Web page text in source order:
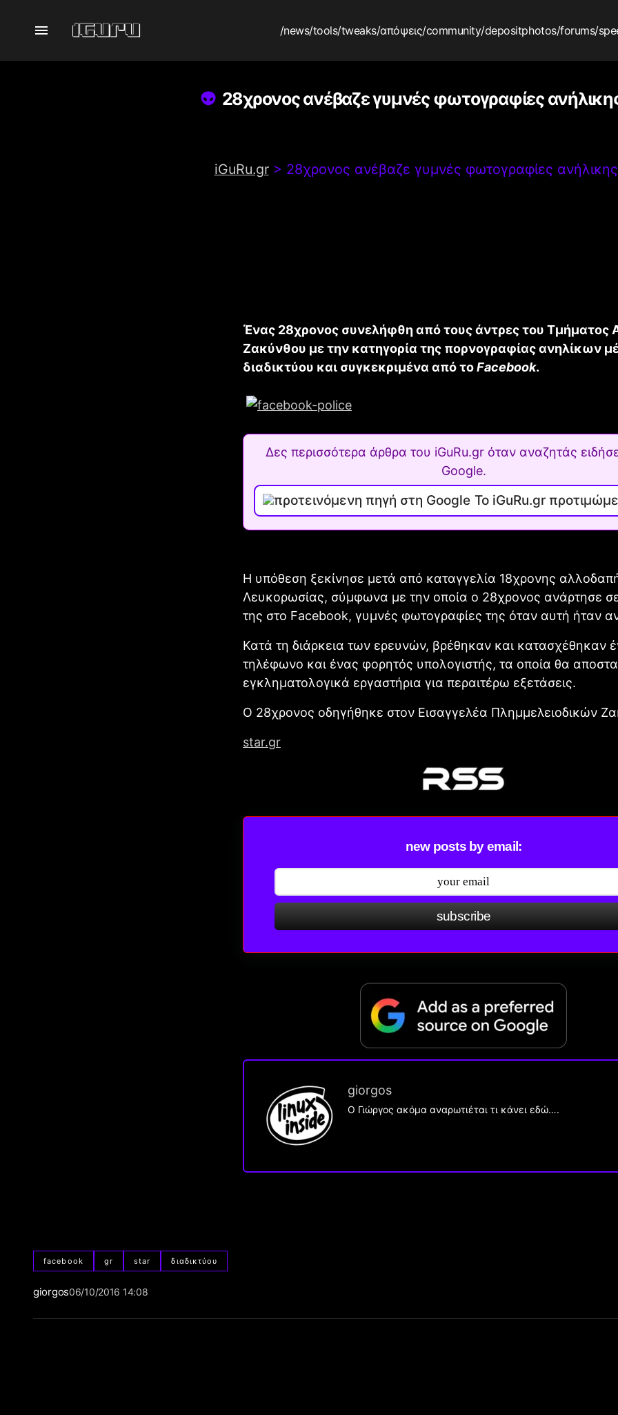
/news/tools/tweaks/απόψεις/community/depositphotos/forums/
28χρονος ανέβαζε γυμνές φωτογραφίες
iGuRu.gr> 28χρονος ανέβαζε γυμνές φωτογραφίες
Ένας 28χρονος συνελήφθη από τους άντρες του Τμήματος
Ζακύνθου με την κατηγορία της πορνογραφίας ανηλίκων
διαδικτύου και συγκεκριμένα από τοFacebook.
Δες περισσότερα άρθρα του iGuRu.gr όταν αναζητάς
Google.
Το iGuRu.gr
Η υπόθεση ξεκίνησε μετά από καταγγελία 18χρονης
Λευκορωσίας, σύμφωνα με την οποία ο 28χρονος ανάρτησε
της στο Facebook, γυμνές φωτογραφίες της όταν αυτή ήταν
Κατά τη διάρκεια των ερευνών, βρέθηκαν και κατασχέθηκαν
τηλέφωνο και ένας φορητός υπολογιστής, τα οποία θα
εγκληματολογικά εργαστήρια για περαιτέρω εξετάσεις.
Ο 28χρονος οδηγήθηκε στον Εισαγγελέα Πλημμελειοδικών
star.gr
new posts by email:
subscribe
giorgos
Ο Γιώργος ακόμα αναρωτιέται τι κάνει εδώ….
facebook gr star διαδικτύου
giorgos06/10/2016 14:08